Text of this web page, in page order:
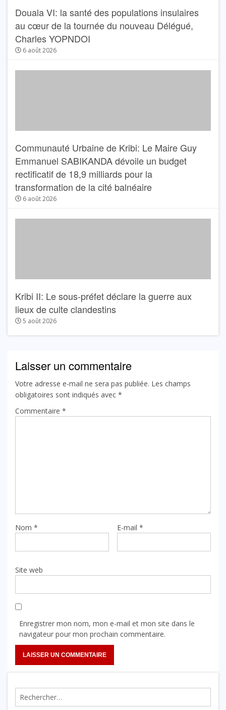
Douala VI: la santé des populations insulaires
au cœur de la tournée du nouveau Délégué,
Charles YOPNDOI
6 août 2026
Communauté Urbaine de Kribi: Le Maire Guy
Emmanuel SABIKANDA dévoile un budget
rectificatif de 18,9 milliards pour la
transformation de la cité balnéaire
6 août 2026
Kribi II: Le sous-préfet déclare la guerre aux
lieux de culte clandestins
5 août 2026
Laisser un commentaire
Votre adresse e-mail ne sera pas publiée. Les champs
obligatoires sont indiqués avec *
Commentaire *
Nom * E-mail *
Site web
Enregistrer mon nom, mon e-mail et mon site dans le
navigateur pour mon prochain commentaire.
Rechercher :